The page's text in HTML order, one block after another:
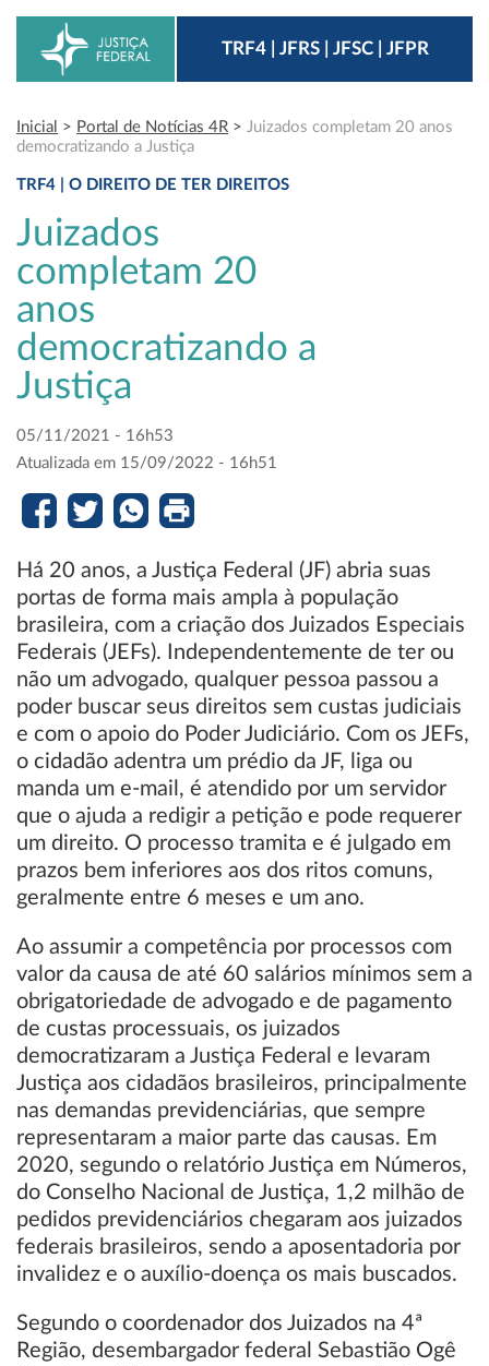
TRF4 | JFRS | JFSC | JFPR
Inicial > Portal de Notícias 4R > Juizados completam 20 anos
democratizando a Justiça
TRF4 | O DIREITO DE TER DIREITOS
Juizados
completam 20
anos
democratizando a
Justiça
05/11/2021 - 16h53
Atualizada em 15/09/2022 - 16h51
Há 20 anos, a Justiça Federal (JF) abria suas
portas de forma mais ampla à população
brasileira, com a criação dos Juizados Especiais
Federais (JEFs). Independentemente de ter ou
não um advogado, qualquer pessoa passou a
poder buscar seus direitos sem custas judiciais
e com o apoio do Poder Judiciário. Com os JEFs,
o cidadão adentra um prédio da JF, liga ou
manda um e-mail, é atendido por um servidor
que o ajuda a redigir a petição e pode requerer
um direito. O processo tramita e é julgado em
prazos bem inferiores aos dos ritos comuns,
geralmente entre 6 meses e um ano.
Ao assumir a competência por processos com
valor da causa de até 60 salários mínimos sem a
obrigatoriedade de advogado e de pagamento
de custas processuais, os juizados
democratizaram a Justiça Federal e levaram
Justiça aos cidadãos brasileiros, principalmente
nas demandas previdenciárias, que sempre
representaram a maior parte das causas. Em
2020, segundo o relatório Justiça em Números,
do Conselho Nacional de Justiça, 1,2 milhão de
pedidos previdenciários chegaram aos juizados
federais brasileiros, sendo a aposentadoria por
invalidez e o auxílio-doença os mais buscados.
Segundo o coordenador dos Juizados na 4ª
Região, desembargador federal Sebastião Ogê